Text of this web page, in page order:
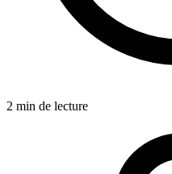
2 min de lecture